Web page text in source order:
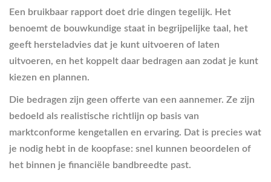
Een bruikbaar rapport doet drie dingen tegelijk. Het
benoemt de bouwkundige staat in begrijpelijke taal, het
geeft hersteladvies dat je kunt uitvoeren of laten
uitvoeren, en het koppelt daar bedragen aan zodat je kunt
kiezen en plannen.
Die bedragen zijn geen offerte van een aannemer. Ze zijn
bedoeld als realistische richtlijn op basis van
marktconforme kengetallen en ervaring. Dat is precies wat
je nodig hebt in de koopfase: snel kunnen beoordelen of
het binnen je financiële bandbreedte past.